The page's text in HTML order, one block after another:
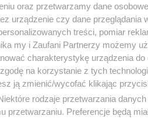
oraz przetwarzamy dane
urządzenie czy dane przeglądania
treści, pomiar
my i Zaufani Partnerzy możemy
charakterystykę urządzenia do
na korzystanie z tych
ją zmienić/wycofać klikając
rodzaje przetwarzania
przetwarzaniu. Preferencje będą